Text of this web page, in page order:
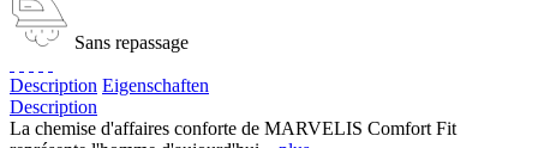
Sans repassage
Description Eigenschaften
Description
La chemise d'affaires conforte de MARVELIS Comfort Fit